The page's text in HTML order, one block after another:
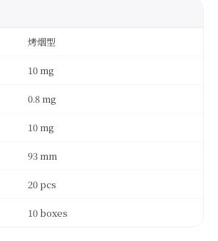
烤烟型
10 mg
0.8 mg
10 mg
93 mm
20 pcs
10 boxes